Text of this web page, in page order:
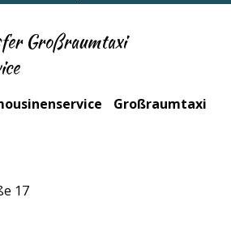
Großraumtaxi
Großraumtaxi
17